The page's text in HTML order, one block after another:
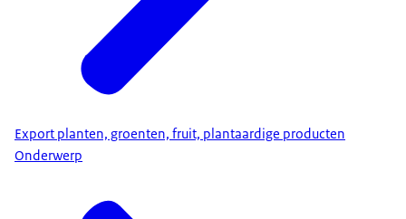
Export planten, groenten, fruit, plantaardige producten
Onderwerp